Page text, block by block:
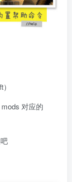
对应的